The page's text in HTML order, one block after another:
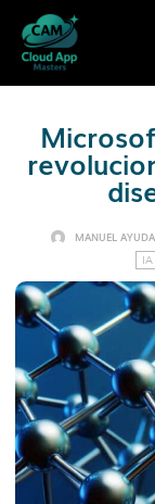
MANUEL
IA